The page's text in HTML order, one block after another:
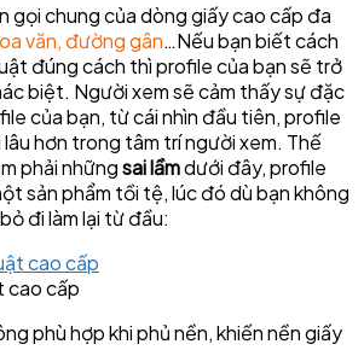
gọi chung của dòng giấy cao cấp đa
văn, đường gân…Nếu bạn biết cách
đúng cách thì profile của bạn sẽ trở
biệt. Người xem sẽ cảm thấy sự đặc
của bạn, từ cái nhìn đầu tiên, profile
hơn trong tâm trí người xem. Thế
phải nhữngsai lầmdưới đây, profile
sản phẩm tồi tệ, lúc đó dù bạn không
đi làm lại từ đầu:
cao cấp
phù hợp khi phủ nền, khiến nền giấy